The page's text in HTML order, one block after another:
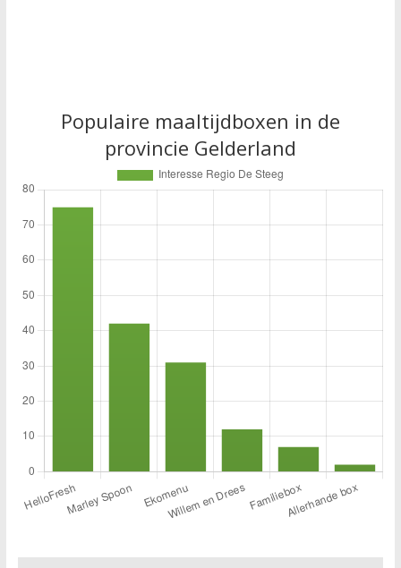
Populaire maaltijdboxen in de
provincie Gelderland